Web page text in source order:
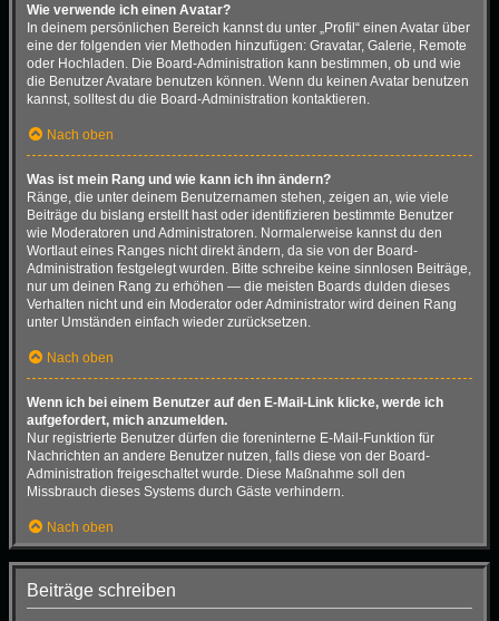
Wie verwende ich einen Avatar?
In deinem persönlichen Bereich kannst du unter „Profil“ einen Avatar über
eine der folgenden vier Methoden hinzufügen: Gravatar, Galerie, Remote
oder Hochladen. Die Board-Administration kann bestimmen, ob und wie
die Benutzer Avatare benutzen können. Wenn du keinen Avatar benutzen
kannst, solltest du die Board-Administration kontaktieren.
Nach oben
Was ist mein Rang und wie kann ich ihn ändern?
Ränge, die unter deinem Benutzernamen stehen, zeigen an, wie viele
Beiträge du bislang erstellt hast oder identifizieren bestimmte Benutzer
wie Moderatoren und Administratoren. Normalerweise kannst du den
Wortlaut eines Ranges nicht direkt ändern, da sie von der Board-
Administration festgelegt wurden. Bitte schreibe keine sinnlosen Beiträge,
nur um deinen Rang zu erhöhen — die meisten Boards dulden dieses
Verhalten nicht und ein Moderator oder Administrator wird deinen Rang
unter Umständen einfach wieder zurücksetzen.
Nach oben
Wenn ich bei einem Benutzer auf den E-Mail-Link klicke, werde ich
aufgefordert, mich anzumelden.
Nur registrierte Benutzer dürfen die foreninterne E-Mail-Funktion für
Nachrichten an andere Benutzer nutzen, falls diese von der Board-
Administration freigeschaltet wurde. Diese Maßnahme soll den
Missbrauch dieses Systems durch Gäste verhindern.
Nach oben
Beiträge schreiben